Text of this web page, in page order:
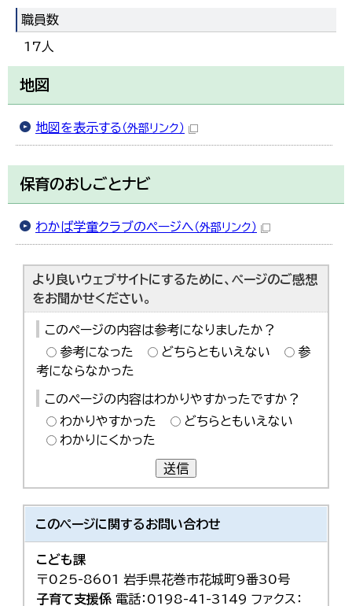
職員数
17人
地図
地図を表示する （外部リンク）
保育のおしごとナビ
わかば学童クラブのページへ （外部リンク）
より良いウェブサイトにするために、ページのご感想
をお聞かせください。
このページの内容は参考になりましたか？
参考になった
どちらともいえない
参
考にならなかった
このページの内容はわかりやすかったですか？
わかりやすかった
どちらともいえない
わかりにくかった
送信
このページに関するお問い合わせ
こども課
〒025-8601 岩手県花巻市花城町9番30号
子育て支援係 電話：0198-41-3149 ファクス：